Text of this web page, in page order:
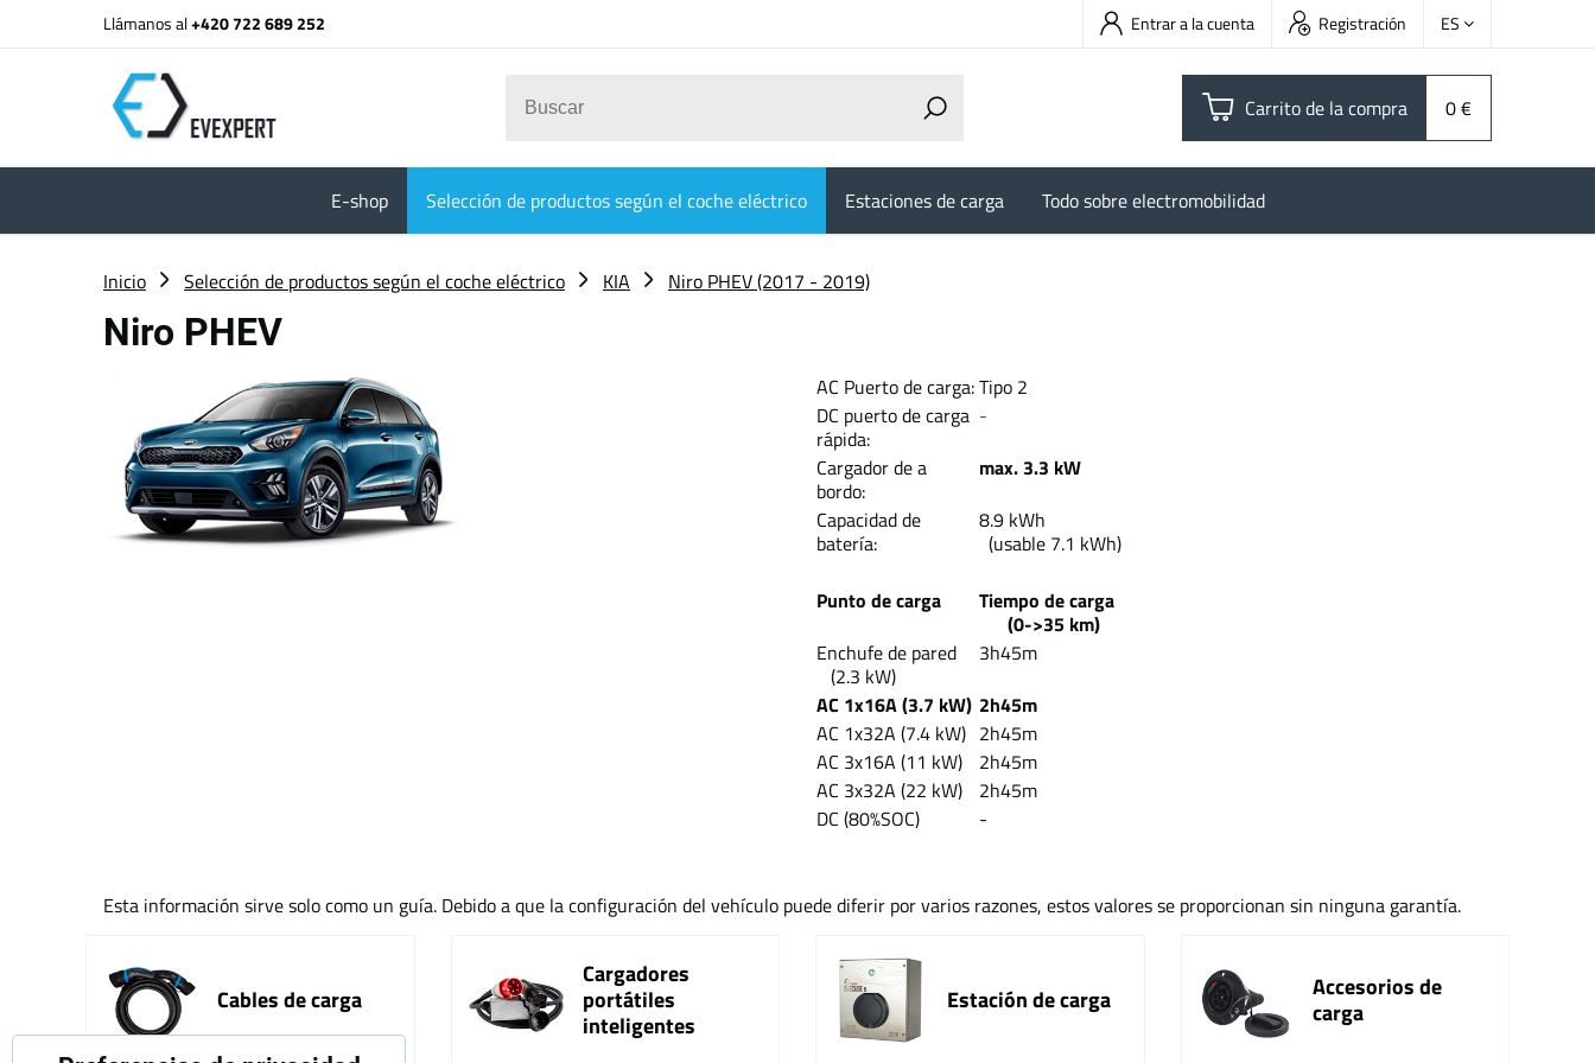
Llámanos al+420 722 689 252 Entrar a la cuenta Registración ES
Carrito de la compra 0 €
E-shop Selección de productos según el coche eléctrico Estaciones de carga Todo sobre electromobilidad
Inicio Selección de productos según el coche eléctrico KIA Niro PHEV (2017 - 2019)
Niro PHEV
AC Puerto de carga:Tipo 2
DC puerto de carga
rápida:
-
Cargador de a
bordo:
max. 3.3 kW
Capacidad de
batería:
8.9 kWh
(usable 7.1 kWh)
Punto de carga
Tiempo de carga
(0->35 km)
Enchufe de pared
(2.3 kW)
3h45m
AC 1x16A (3.7 kW) 2h45m
AC 1x32A (7.4 kW) 2h45m
AC 3x16A (11 kW)
2h45m
AC 3x32A (22 kW)
2h45m
DC (80%SOC)
-
Esta información sirve solo como un guía. Debido a que la configuración del vehículo puede diferir por varios razones, estos valores se proporcionan sin ninguna garantía.
Cables de carga
Cargadores
portátiles
inteligentes
Estación de carga
Accesorios de
carga